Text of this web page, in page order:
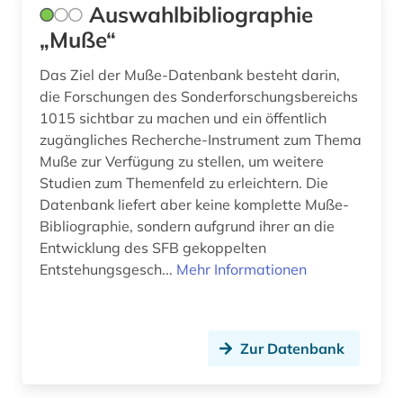
islamische theologie (1)
japan (1)
jean (1)
john henry (1)
judaistik (3)
Auswahlbibliographie
„Muße“
Das Ziel der Muße-Datenbank besteht darin,
die Forschungen des Sonderforschungsbereichs
1015 sichtbar zu machen und ein öffentlich
zugängliches Recherche-Instrument zum Thema
Muße zur Verfügung zu stellen, um weitere
Studien zum Themenfeld zu erleichtern. Die
Datenbank liefert aber keine komplette Muße-
Bibliographie, sondern aufgrund ihrer an die
Entwicklung des SFB gekoppelten
Entstehungsgesch... Mehr Informationen
Zur Datenbank